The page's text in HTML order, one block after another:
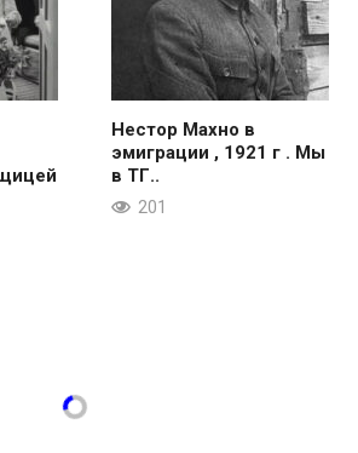
Нестор Махно в
эмиграции , 1921 г . Мы
в ТГ..
201